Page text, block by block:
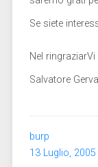
Se siete
Nel
Salvatore
burp
13 Luglio, 2005